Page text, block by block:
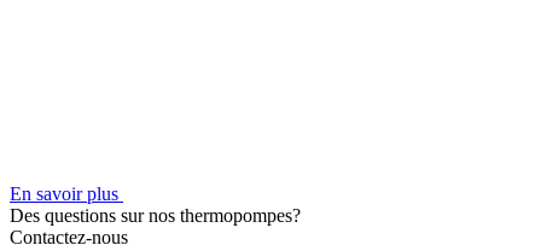
En savoir plus
Des questions sur nos thermopompes?
Contactez-nous